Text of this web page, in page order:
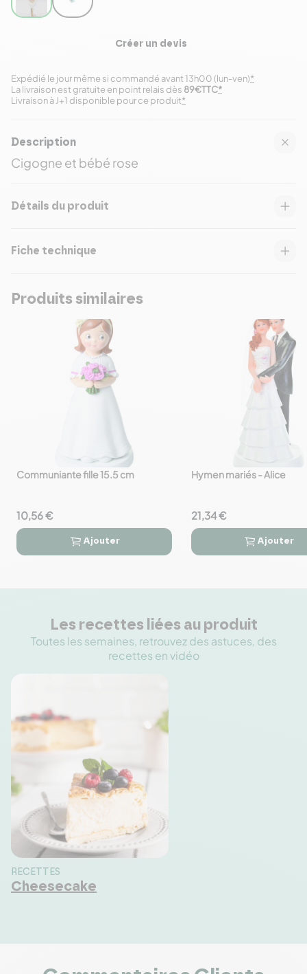
Créer un devis
Expédié le jour même si commandé avant 13h00 (lun-ven)*
Livraison à J+1 disponible pour ce produit*
La livraison est gratuite en point relais dès 89€TTC*
Description
Cigogne et bébé rose
Détails du produit
Fiche technique
Produits similaires
favorite_border
Communiante fille 15.5 cm
10,56 €
 
Ajouter
favorite_border
Hymen mariés - Alice
21,34 €
 
Ajouter
Les recettes liées au produit
Toutes les semaines, retrouvez des astuces, des
recettes en vidéo
RECETTES
Cheesecake